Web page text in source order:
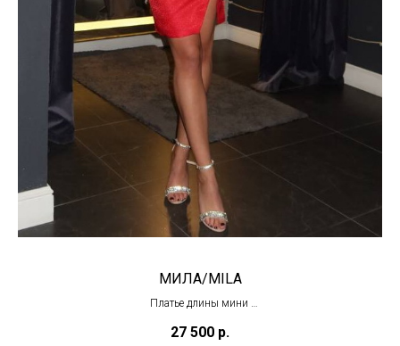
МИЛА/MILA
Платье длины мини
27 500 р.